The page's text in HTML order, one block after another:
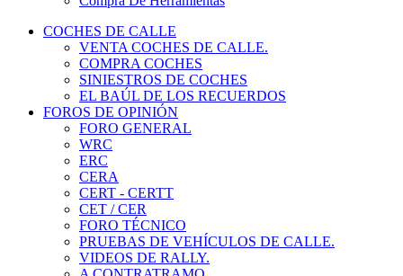
COCHES DE CALLE
VENTA COCHES DE CALLE.
COMPRA COCHES
SINIESTROS DE COCHES
EL BAÚL DE LOS RECUERDOS
FOROS DE OPINIÓN
FORO GENERAL
WRC
ERC
CERA
CERT - CERTT
CET / CER
FORO TÉCNICO
PRUEBAS DE VEHÍCULOS DE CALLE.
VIDEOS DE RALLY.
A CONTRATRAMO
TIENDA ONLINE